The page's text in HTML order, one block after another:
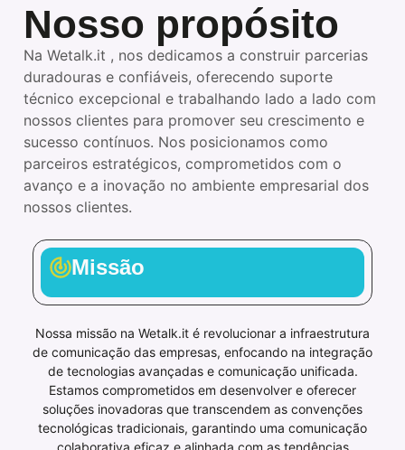
Nosso propósito
Na Wetalk.it , nos dedicamos a construir parcerias
duradouras e confiáveis, oferecendo suporte
técnico excepcional e trabalhando lado a lado com
nossos clientes para promover seu crescimento e
sucesso contínuos. Nos posicionamos como
parceiros estratégicos, comprometidos com o
avanço e a inovação no ambiente empresarial dos
nossos clientes.
Missão
Nossa missão na Wetalk.it é revolucionar a infraestrutura
de comunicação das empresas, enfocando na integração
de tecnologias avançadas e comunicação unificada.
Estamos comprometidos em desenvolver e oferecer
soluções inovadoras que transcendem as convenções
tecnológicas tradicionais, garantindo uma comunicação